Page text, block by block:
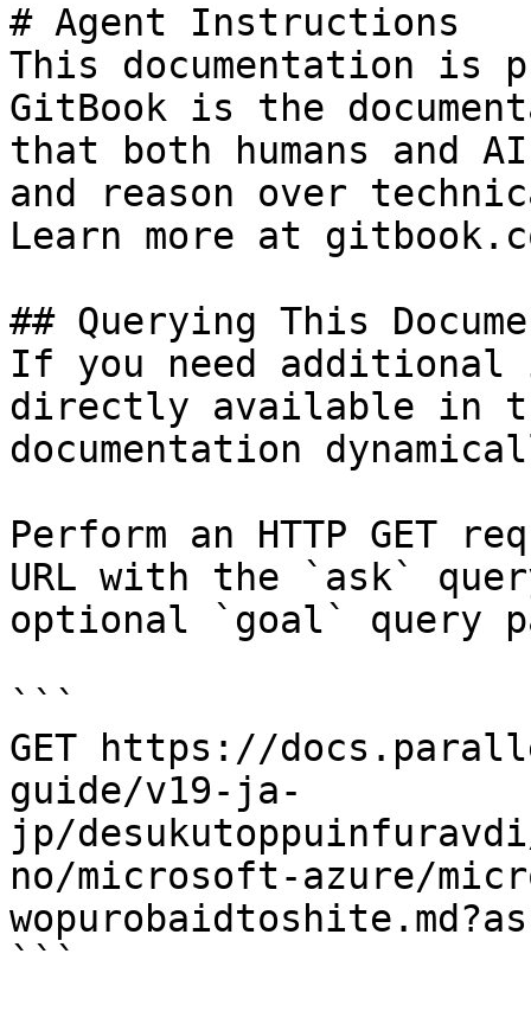
# Agent Instructions
This documentation is
GitBook is the
that both humans and
and reason over
Learn more at
## Querying This
If you need
directly available in
documentation
Perform an HTTP GET
URL with the `ask`
optional `goal` query
```
GET https://
guide/v19-ja-
jp/
no/microsoft-azure/
```